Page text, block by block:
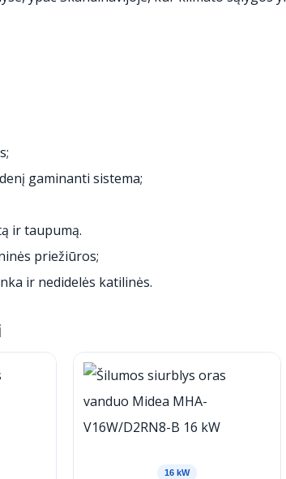
gaminanti sistema;
taupumą.
priežiūros;
ir nedidelės katilinės.
16 kW